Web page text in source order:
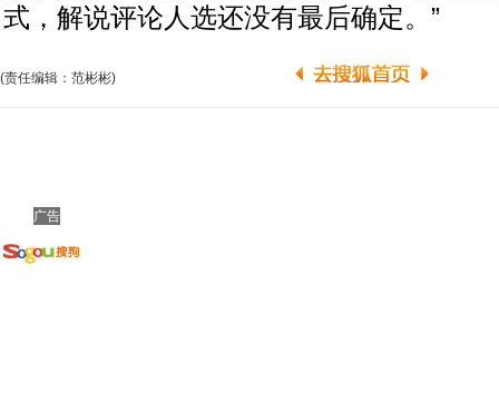
式，解说评论人选还没有最后确定。”
(责任编辑：范彬彬)
广告